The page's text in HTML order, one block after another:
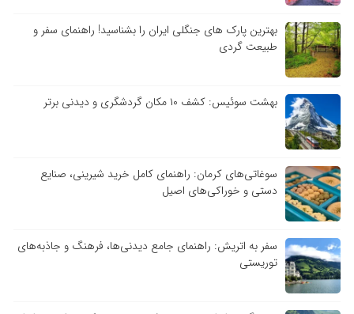
بهترین پارک های جنگلی ایران را بشناسید! راهنمای سفر و
طبیعت گردی
بهشت سوئیس: کشف ۱۰ مکان گردشگری و دیدنی برتر
سوغاتی‌های کرمان: راهنمای کامل خرید شیرینی، صنایع
دستی و خوراکی‌های اصیل
سفر به اتریش: راهنمای جامع دیدنی‌ها، فرهنگ و جاذبه‌های
توریستی